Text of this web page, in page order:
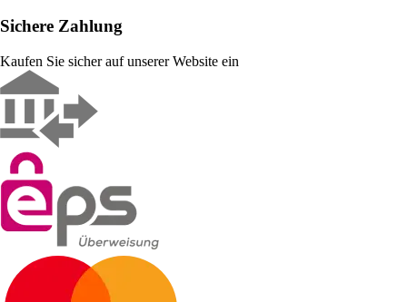
Sichere Zahlung
Kaufen Sie sicher auf unserer Website ein